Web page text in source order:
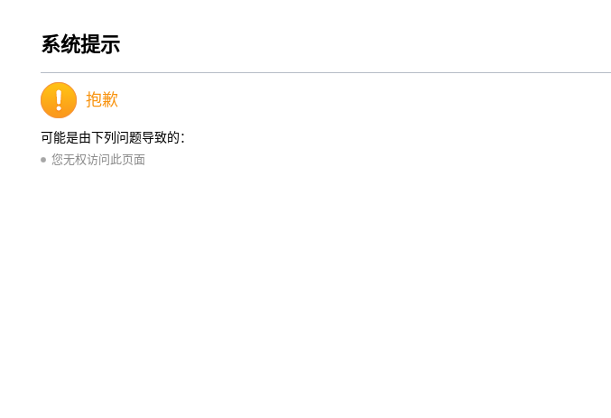
系统提示
抱歉
可能是由下列问题导致的：
您无权访问此页面